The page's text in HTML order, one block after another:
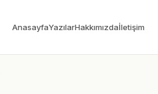
AnasayfaYazılarHakkımızdaİletişim